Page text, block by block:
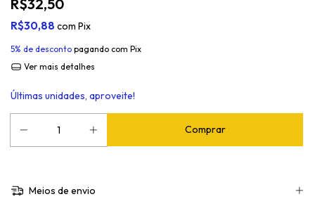
R$32,50
R$30,88 com Pix
5% de desconto pagando com Pix
Ver mais detalhes
Últimas unidades, aproveite!
Meios de envio